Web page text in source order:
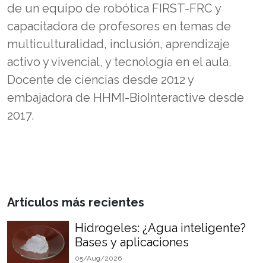
de un equipo de robótica FIRST-FRC y
capacitadora de profesores en temas de
multiculturalidad, inclusión, aprendizaje
activo y vivencial, y tecnología en el aula.
Docente de ciencias desde 2012 y
embajadora de HHMI-BioInteractive desde
2017.
Artículos más recientes
Hidrogeles: ¿Agua inteligente?
Bases y aplicaciones
05/Aug/2026